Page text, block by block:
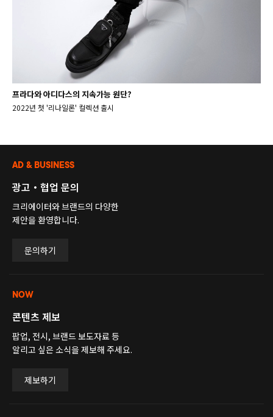
프라다와 아디다스의 지속가능 원단?
2022년 첫 '리나일론' 컬렉션 출시
AD & BUSINESS
광고・협업 문의
크리에이터와 브랜드의 다양한
제안을 환영합니다.
문의하기
NOW
콘텐츠 제보
팝업, 전시, 브랜드 보도자료 등
알리고 싶은 소식을 제보해 주세요.
제보하기